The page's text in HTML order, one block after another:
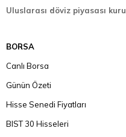
Uluslarası döviz piyasası kuru
BORSA
Canlı Borsa
Günün Özeti
Hisse Senedi Fiyatları
BIST 30 Hisseleri